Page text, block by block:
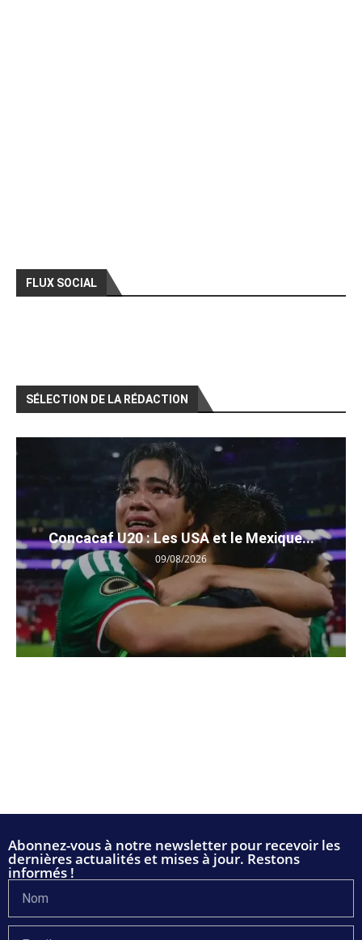
FLUX SOCIAL
SÉLECTION DE LA RÉDACTION
Concacaf U20 : Les USA et le Mexique...
09/08/2026
Abonnez-vous à notre newsletter pour recevoir les
dernières actualités et mises à jour. Restons
informés !